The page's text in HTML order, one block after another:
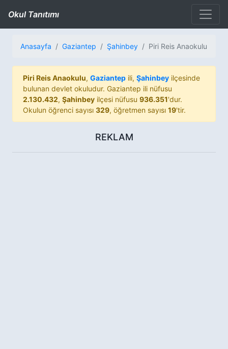
Okul Tanıtımı
Anasayfa Gaziantep Şahinbey Piri Reis Anaokulu
Piri Reis Anaokulu, Gaziantep ili, Şahinbey ilçesinde
bulunan devlet okuludur. Gaziantep ili nüfusu
2.130.432, Şahinbey ilçesi nüfusu 936.351'dur.
Okulun öğrenci sayısı 329, öğretmen sayısı 19'tir.
REKLAM